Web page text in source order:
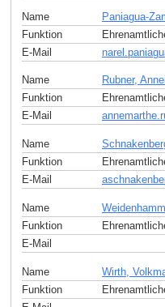
Name
Paniagua-
Funktion
E-Mail
Name
Rubner,
Funktion
E-Mail
Name
Funktion
E-Mail
Name
Funktion
E-Mail
Name
Wirth,
Funktion